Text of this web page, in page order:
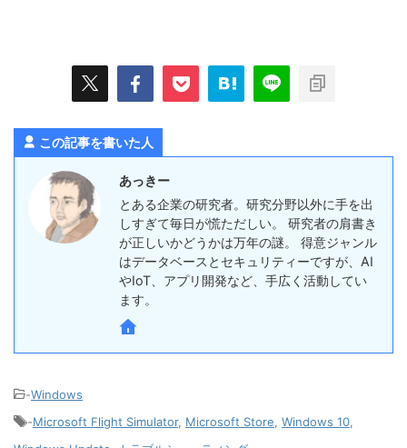
この記事を書いた人
あっきー
とある企業の研究者。研究分野以外に手を出
しすぎて毎日が慌ただしい。 研究者の肩書き
が正しいかどうかは万年の謎。 得意ジャンル
はデータベースとセキュリティーですが、AI
やIoT、アプリ開発など、手広く活動してい
ます。
-Windows
-Microsoft Flight Simulator, Microsoft Store, Windows 10,